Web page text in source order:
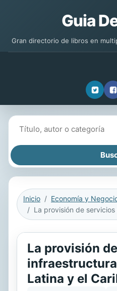
Guia
Gran directorio de libros en
Inicio
Economía y
La provisión
Latina y el